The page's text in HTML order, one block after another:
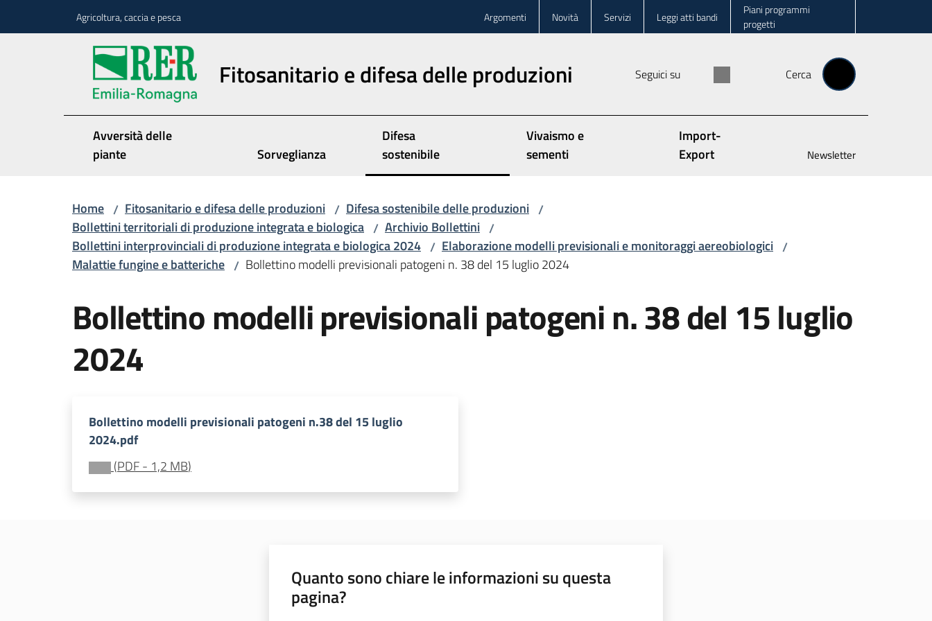
Agricoltura, caccia e pesca Argomenti Novità Servizi Leggi atti bandi
Piani programmi
progetti
Fitosanitario e difesa delle produzioni Seguici su Cerca
Avversità delle
piante
Sorveglianza
Difesa
sostenibile
Vivaismo e
sementi
Import-
Export
Newsletter
Home / Fitosanitario e difesa delle produzioni / Difesa sostenibile delle produzioni /
Bollettini territoriali di produzione integrata e biologica / Archivio Bollettini /
Bollettini interprovinciali di produzione integrata e biologica 2024 / Elaborazione modelli previsionali e monitoraggi aereobiologici /
Malattie fungine e batteriche / Bollettino modelli previsionali patogeni n. 38 del 15 luglio 2024
Bollettino modelli previsionali patogeni n. 38 del 15 luglio
2024
Bollettino modelli previsionali patogeni n.38 del 15 luglio
2024.pdf
(PDF- 1,2 MB)
Quanto sono chiare le informazioni su questa
pagina?